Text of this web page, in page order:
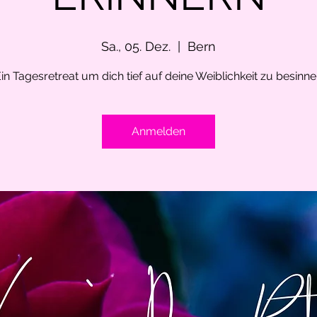
Sa., 05. Dez. Bern
Tagesretreat um dich tief auf deine Weiblichkeit zu
Anmelden